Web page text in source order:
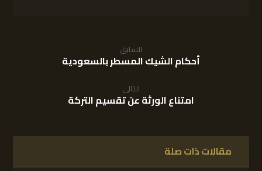
السابق
أحكام الشيك المسطر بالسعودية
التالى
امتناع الورثة عن تقسيم التركة
مقالات ذات صلة